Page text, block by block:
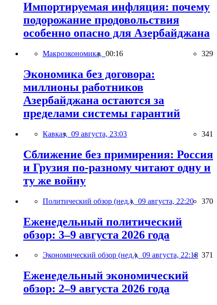
Импортируемая инфляция: почему
подорожание продовольствия
особенно опасно для Азербайджана
Макроэкономика, 00:16 329
Экономика без договора:
миллионы работников
Азербайджана остаются за
пределами системы гарантий
Кавказ, 09 августа, 23:03 341
Сближение без примирения: Россия
и Грузия по-разному читают одну и
ту же войну
Политический обзор (нед.), 09 августа, 22:20 370
Еженедельный политический
обзор: 3–9 августа 2026 года
Экономический обзор (нед.), 09 августа, 22:18 371
Еженедельный экономический
обзор: 2–9 августа 2026 года